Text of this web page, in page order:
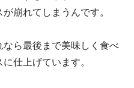
崩れてしまうんです。
ら最後まで美味しく食べ
仕上げています。